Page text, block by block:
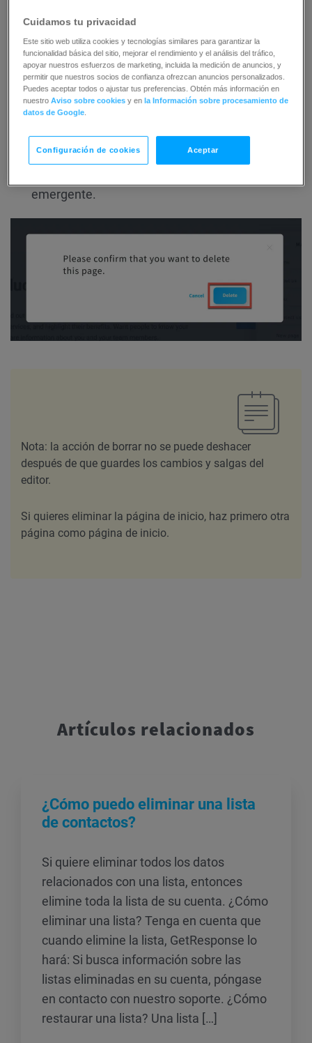
emergente.
Nota: la acción de borrar no se puede deshacer
después de que guardes los cambios y salgas del
editor.
Si quieres eliminar la página de inicio, haz primero otra
página como página de inicio.
Artículos relacionados
¿Cómo puedo eliminar una lista
de contactos?
Si quiere eliminar todos los datos
relacionados con una lista, entonces
elimine toda la lista de su cuenta. ¿Cómo
eliminar una lista? Tenga en cuenta que
cuando elimine la lista, GetResponse lo
hará: Si busca información sobre las
listas eliminadas en su cuenta, póngase
en contacto con nuestro soporte. ¿Cómo
restaurar una lista? Una lista […]
Cuidamos tu privacidad
Este sitio web utiliza cookies y tecnologías similares para garantizar la
funcionalidad básica del sitio, mejorar el rendimiento y el análisis del tráfico,
apoyar nuestros esfuerzos de marketing, incluida la medición de anuncios, y
permitir que nuestros socios de confianza ofrezcan anuncios personalizados.
Puedes aceptar todos o ajustar tus preferencias. Obtén más información en
nuestroAviso sobre cookies y en la Información sobre procesamiento de
datos de Google
Configuración de cookies Aceptar